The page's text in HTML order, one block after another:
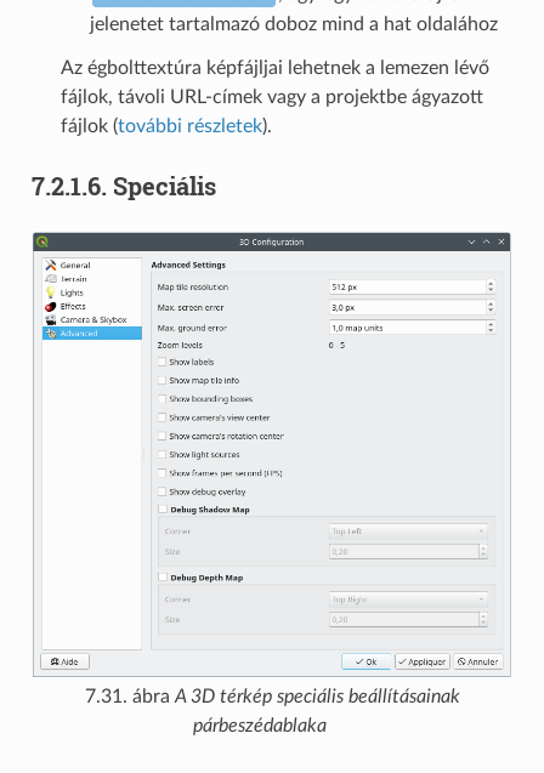
jelenetet tartalmazó doboz mind a hat oldalához
Az égbolttextúra képfájljai lehetnek a lemezen lévő
fájlok, távoli URL-címek vagy a projektbe ágyazott
fájlok (további részletek).
7.2.1.6. Speciális
7.31. ábra A 3D térkép speciális beállításainak
párbeszédablaka